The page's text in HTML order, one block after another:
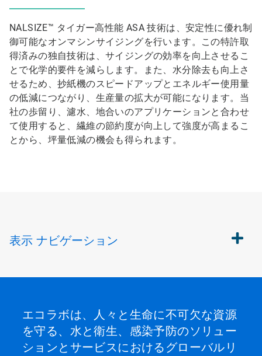
NALSIZE™ タイガー高性能 ASA 技術は、安定性に優れ制
御可能なオンマシンサイジングを行います。この特許取
得済みの独自技術は、サイジングの効率を向上させるこ
とで化学的要件を減らします。また、水分除去も向上さ
せるため、抄紙機のスピードアップとエネルギー使用量
の低減につながり、生産量の拡大が可能になります。当
社の歩留り、濾水、地合いのアプリケーションと合わせ
て使用すると、繊維の節約度が向上して強度が高まるこ
とから、坪量低減の機会も得られます。
表示 ナビゲーション
エコラボは、人々と生命に不可欠な資源
を守る、水と衛生、感染予防のソリュー
ションとサービスにおけるグローバルリ